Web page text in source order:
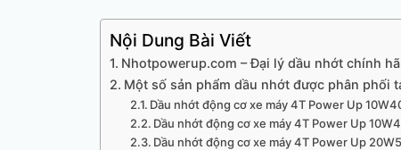
Nội Dung Bài Viết
Nhotpowerup.com – Đại lý dầu nhớt chính
Một số sản phẩm dầu nhớt được phân phối
Dầu nhớt động cơ xe máy 4T Power Up
Dầu nhớt động cơ xe máy 4T Power Up
Dầu nhớt động cơ xe máy 4T Power Up